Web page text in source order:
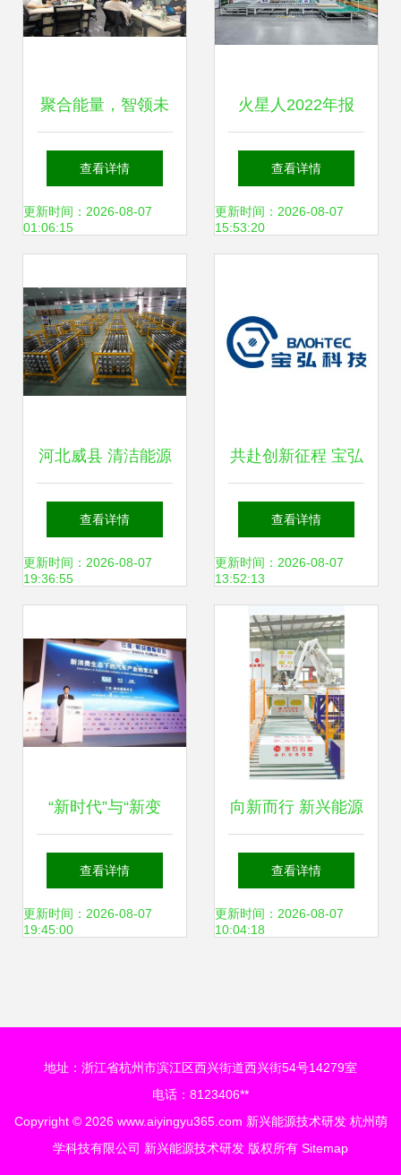
聚合能量，智领未
来 云祺科技《新兴
能源技术研发》客
收官
查看详情
更新时间：2026-08-07
01:06:15
火星人2022年报
技术驱动，研发加
码，构建长期价值
查看详情
更新时间：2026-08-07
15:53:20
河北威县 清洁能源
产品迎产销旺季，
新兴产业赋能绿色
查看详情
更新时间：2026-08-07
19:36:55
共赴创新征程 宝弘
科技邀您出席第三
届高比能固态电池
关键材料技术大会
查看详情
更新时间：2026-08-07
13:52:13
“新时代”与“新变
革”，看一汽-大众
如何引领创变之道
查看详情
更新时间：2026-08-07
19:45:00
向新而行 新兴能源
技术如何驱动“第二
曲线”发展
查看详情
更新时间：2026-08-07
10:04:18
地址：浙江省杭州市滨江区西兴街道西兴街54号14279室
电话：8123406**
Copyright © 2026 www.aiyingyu365.com 新兴能源技术研发 杭州萌
学科技有限公司 新兴能源技术研发 版权所有 Sitemap